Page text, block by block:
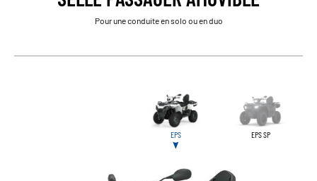
Pour une conduite en solo ou en duo
EPS EPS SP